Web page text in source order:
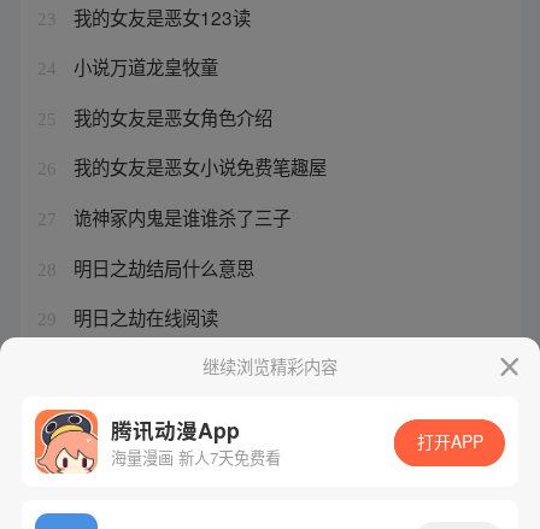
23 我的女友是恶女123读
24 小说万道龙皇牧童
25 我的女友是恶女角色介绍
26 我的女友是恶女小说免费笔趣屋
27 诡神冢内鬼是谁谁杀了三子
28 明日之劫结局什么意思
29 明日之劫在线阅读
继续浏览精彩内容
腾讯动漫App
海量漫画 新人7天免费看
打开APP